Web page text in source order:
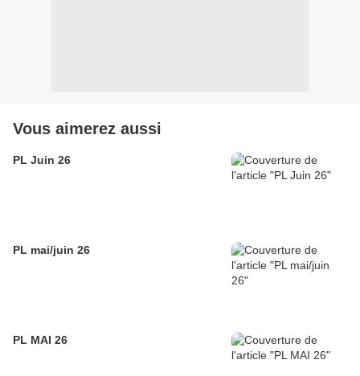
Vous aimerez aussi
PL Juin 26
PL mai/juin 26
PL MAI 26